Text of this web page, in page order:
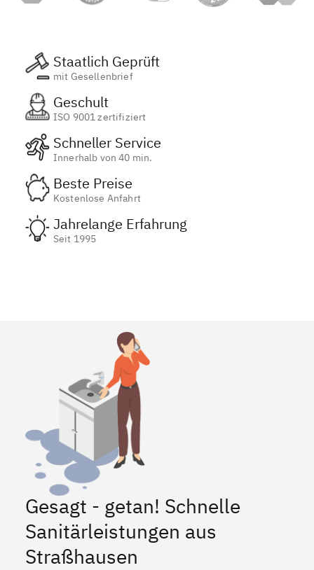
Staatlich Geprüft
mit Gesellenbrief
Geschult
ISO 9001 zertifiziert
Schneller Service
Innerhalb von 40 min.
Beste Preise
Kostenlose Anfahrt
Jahrelange Erfahrung
Seit 1995
Gesagt - getan! Schnelle
Sanitärleistungen aus
Straßhausen